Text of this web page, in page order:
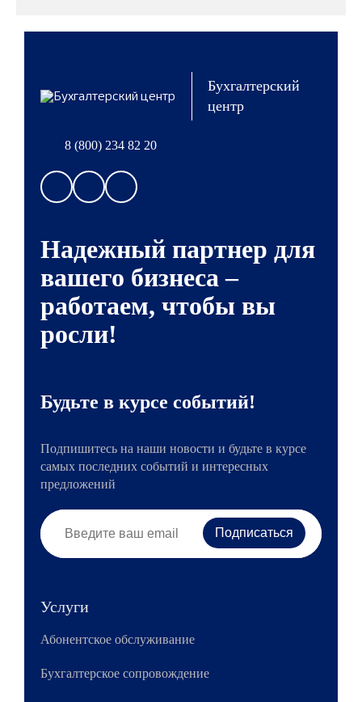
Бухгалтерский
центр
8 (800) 234 82 20
Будьте в курсе событий!
Подпишитесь на наши новости и будьте в курсе
самых последних событий и интересных
предложений
Надежный партнер для
вашего бизнеса –
работаем, чтобы вы
росли!
Услуги
Абонентское обслуживание
Бухгалтерское сопровождение